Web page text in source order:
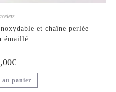
et chaîne perlée –
émaillé
€
panier